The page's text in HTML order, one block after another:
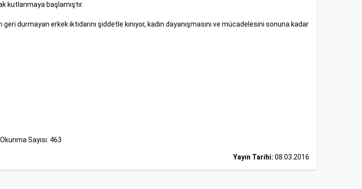
kutlanmaya başlamıştır.
durmayan erkek iktidarını şiddetle kınıyor, kadın dayanışmasını ve mücadelesini sonuna kadar
Okunma Sayısı: 463
Yayın Tarihi: 08.03.2016